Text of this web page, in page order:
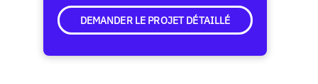
DEMANDER LE PROJET DÉTAILLÉ